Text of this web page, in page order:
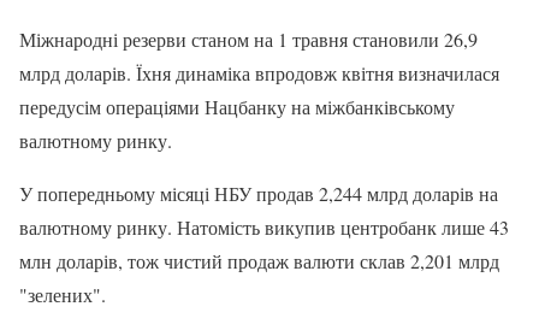
Міжнародні резерви станом на 1 травня становили 26,9
млрд доларів. Їхня динаміка впродовж квітня визначилася
передусім операціями Нацбанку на міжбанківському
валютному ринку.
У попередньому місяці НБУ продав 2,244 млрд доларів на
валютному ринку. Натомість викупив центробанк лише 43
млн доларів, тож чистий продаж валюти склав 2,201 млрд
"зелених".